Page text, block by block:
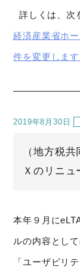
詳しくは、次
経済産業省ホ
件を変更します
2019年8月30日
（地方税
Ｘのリニュ
本年９月に
ルの内容とし
「ユーザビリ